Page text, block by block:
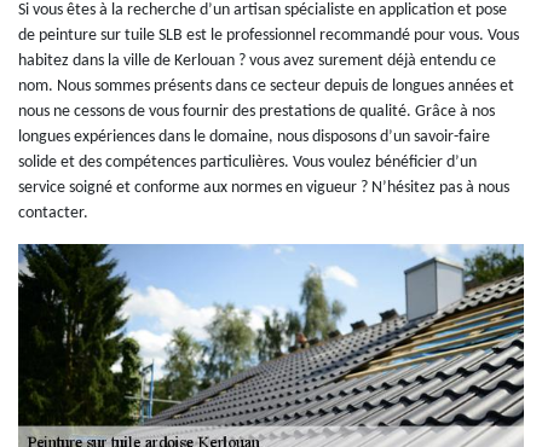
Si vous êtes à la recherche d’un artisan spécialiste en application et pose
de peinture sur tuile SLB est le professionnel recommandé pour vous. Vous
habitez dans la ville de Kerlouan ? vous avez surement déjà entendu ce
nom. Nous sommes présents dans ce secteur depuis de longues années et
nous ne cessons de vous fournir des prestations de qualité. Grâce à nos
longues expériences dans le domaine, nous disposons d’un savoir-faire
solide et des compétences particulières. Vous voulez bénéficier d’un
service soigné et conforme aux normes en vigueur ? N’hésitez pas à nous
contacter.